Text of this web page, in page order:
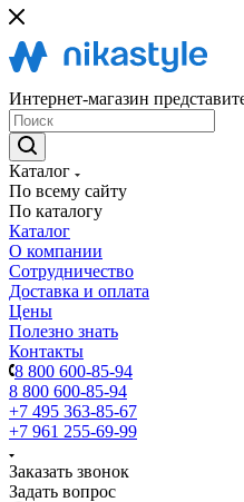
Интернет-магазин
Каталог
По всему сайту
По каталогу
Каталог
О компании
Сотрудничество
Доставка и оплата
Цены
Полезно знать
Контакты
8 800 600-85-94
8 800 600-85-94
+7 495 363-85-67
+7 961 255-69-99
Заказать звонок
Задать вопрос